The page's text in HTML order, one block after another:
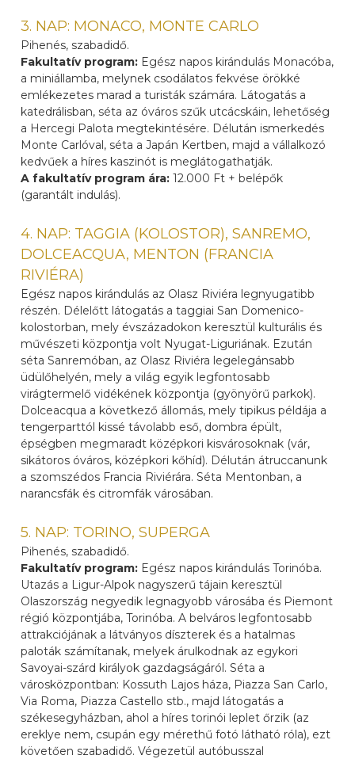
3. NAP: MONACO, MONTE CARLO
Pihenés, szabadidő.
Fakultatív program: Egész napos kirándulás Monacóba,
a miniállamba, melynek csodálatos fekvése örökké
emlékezetes marad a turisták számára. Látogatás a
katedrálisban, séta az óváros szűk utcácskáin, lehetőség
a Hercegi Palota megtekintésére. Délután ismerkedés
Monte Carlóval, séta a Japán Kertben, majd a vállalkozó
kedvűek a híres kaszinót is meglátogathatják.
A fakultatív program ára:12.000 Ft + belépők
(garantált indulás).
4. NAP: TAGGIA (KOLOSTOR), SANREMO,
DOLCEACQUA, MENTON (FRANCIA
RIVIÉRA)
Egész napos kirándulás az Olasz Riviéra legnyugatibb
részén. Délelőtt látogatás a taggiai San Domenico-
kolostorban, mely évszázadokon keresztül kulturális és
művészeti központja volt Nyugat-Liguriának. Ezután
séta Sanremóban, az Olasz Riviéra legelegánsabb
üdülőhelyén, mely a világ egyik legfontosabb
virágtermelő vidékének központja (gyönyörű parkok).
Dolceacqua a következő állomás, mely tipikus példája a
tengerparttól kissé távolabb eső, dombra épült,
épségben megmaradt középkori kisvárosoknak (vár,
sikátoros óváros, középkori kőhíd). Délután átruccanunk
a szomszédos Francia Riviérára. Séta Mentonban, a
narancsfák és citromfák városában.
5. NAP: TORINO, SUPERGA
Pihenés, szabadidő.
Fakultatív program: Egész napos kirándulás Torinóba.
Utazás a Ligur-Alpok nagyszerű tájain keresztül
Olaszország negyedik legnagyobb városába és Piemont
régió központjába, Torinóba. A belváros legfontosabb
attrakciójának a látványos díszterek és a hatalmas
paloták számítanak, melyek árulkodnak az egykori
Savoyai-szárd királyok gazdagságáról. Séta a
városközpontban: Kossuth Lajos háza, Piazza San Carlo,
Via Roma, Piazza Castello stb., majd látogatás a
székesegyházban, ahol a híres torinói leplet őrzik (az
ereklye nem, csupán egy mérethű fotó látható róla), ezt
követően szabadidő. Végezetül autóbusszal